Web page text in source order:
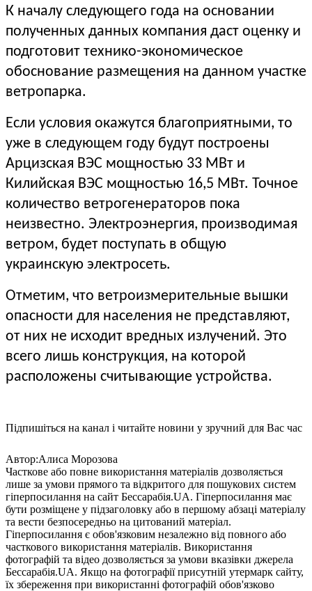
К началу следующего года на основании
полученных данных компания даст оценку и
подготовит технико-экономическое
обоснование размещения на данном участке
ветропарка.
Если условия окажутся благоприятными, то
уже в следующем году будут построены
Арцизская ВЭС мощностью 33 МВт и
Килийская ВЭС мощностью 16,5 МВт. Точное
количество ветрогенераторов пока
неизвестно. Электроэнергия, производимая
ветром, будет поступать в общую
украинскую электросеть.
Отметим, что ветроизмерительные вышки
опасности для населения не представляют,
от них не исходит вредных излучений. Это
всего лишь конструкция, на которой
расположены считывающие устройства.
Підпишіться на канал і читайте новини у зручний для Вас час
Автор:Алиса Морозова
Часткове або повне використання матеріалів дозволяється
лише за умови прямого та відкритого для пошукових систем
гіперпосилання на сайт Бессарабія.UA. Гіперпосилання має
бути розміщене у підзаголовку або в першому абзаці матеріалу
та вести безпосередньо на цитований матеріал.
Гіперпосилання є обов'язковим незалежно від повного або
часткового використання матеріалів. Використання
фотографій та відео дозволяється за умови вказівки джерела
Бессарабія.UA. Якщо на фотографії присутній утермарк сайту,
їх збереження при використанні фотографій обов'язково